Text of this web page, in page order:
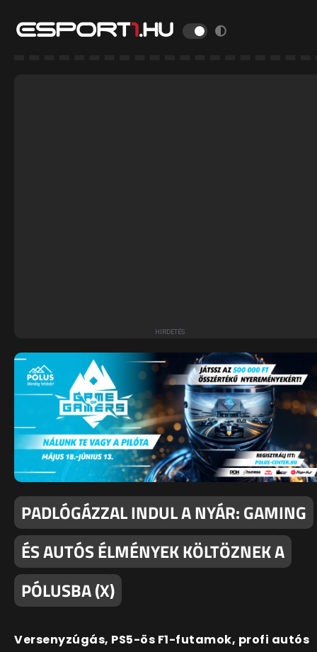
PADLÓGÁZZAL INDUL A NYÁR: GAMING
ÉS AUTÓS ÉLMÉNYEK KÖLTÖZNEK A
PÓLUSBA (X)
Versenyzúgás, PS5-ös F1-futamok, profi autós